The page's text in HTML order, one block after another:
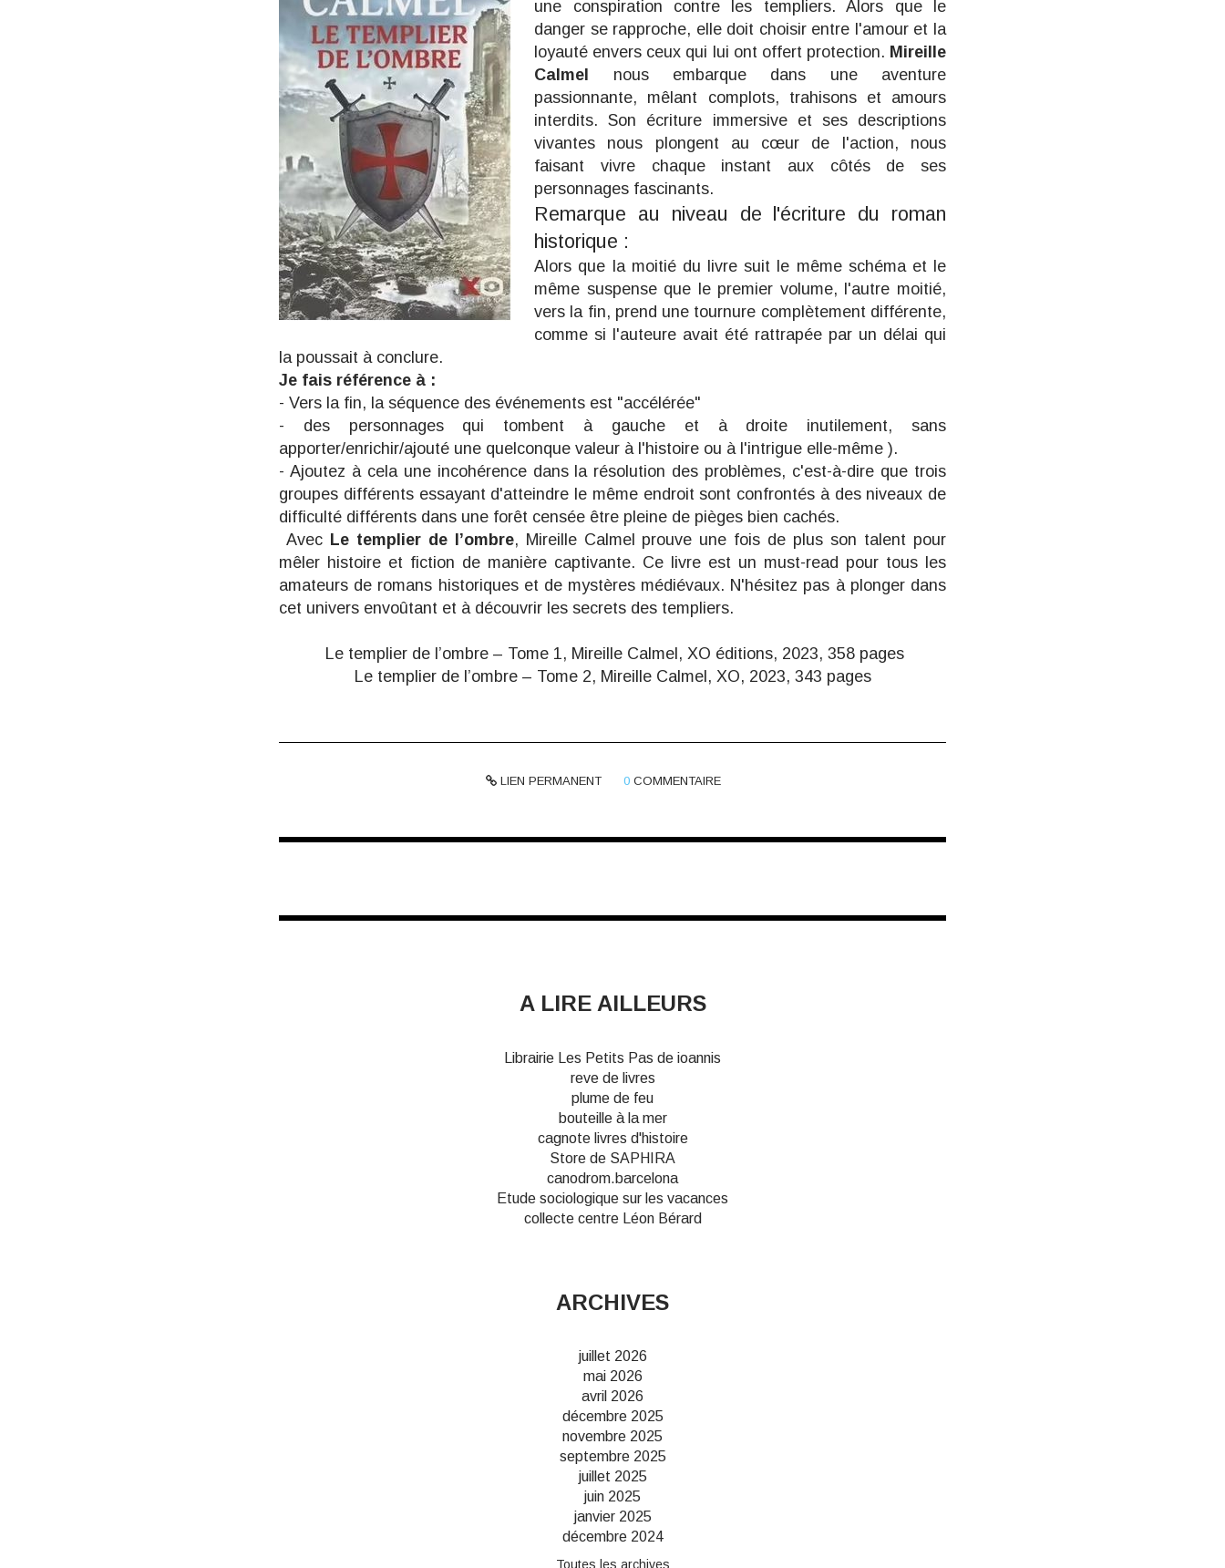
une conspiration contre les templiers. Alors que le
danger se rapproche, elle doit choisir entre l'amour et la
loyauté envers ceux qui lui ont offert protection. Mireille
Calmel nous embarque dans une aventure
passionnante, mêlant complots, trahisons et amours
interdits. Son écriture immersive et ses descriptions
vivantes nous plongent au cœur de l'action, nous
faisant vivre chaque instant aux côtés de ses
personnages fascinants.
Remarque au niveau de l'écriture du roman
historique :
Alors que la moitié du livre suit le même schéma et le
même suspense que le premier volume, l'autre moitié,
vers la fin, prend une tournure complètement différente,
comme si l'auteure avait été rattrapée par un délai qui
la poussait à conclure.
Je fais référence à :
- Vers la fin, la séquence des événements est "accélérée"
- des personnages qui tombent à gauche et à droite inutilement, sans
apporter/enrichir/ajouté une quelconque valeur à l'histoire ou à l'intrigue elle-même ).
- Ajoutez à cela une incohérence dans la résolution des problèmes, c'est-à-dire que trois
groupes différents essayant d'atteindre le même endroit sont confrontés à des niveaux de
difficulté différents dans une forêt censée être pleine de pièges bien cachés.
Avec Le templier de l’ombre, Mireille Calmel prouve une fois de plus son talent pour
mêler histoire et fiction de manière captivante. Ce livre est un must-read pour tous les
amateurs de romans historiques et de mystères médiévaux. N'hésitez pas à plonger dans
cet univers envoûtant et à découvrir les secrets des templiers.
Le templier de l’ombre – Tome 1, Mireille Calmel, XO éditions, 2023, 358 pages
Le templier de l’ombre – Tome 2, Mireille Calmel, XO, 2023, 343 pages
LIEN PERMANENT 0 COMMENTAIRE
A LIRE AILLEURS
Librairie Les Petits Pas de ioannis
reve de livres
plume de feu
bouteille à la mer
cagnote livres d'histoire
Store de SAPHIRA
canodrom.barcelona
Etude sociologique sur les vacances
collecte centre Léon Bérard
ARCHIVES
juillet 2026
mai 2026
avril 2026
décembre 2025
novembre 2025
septembre 2025
juillet 2025
juin 2025
janvier 2025
décembre 2024
Toutes les archives